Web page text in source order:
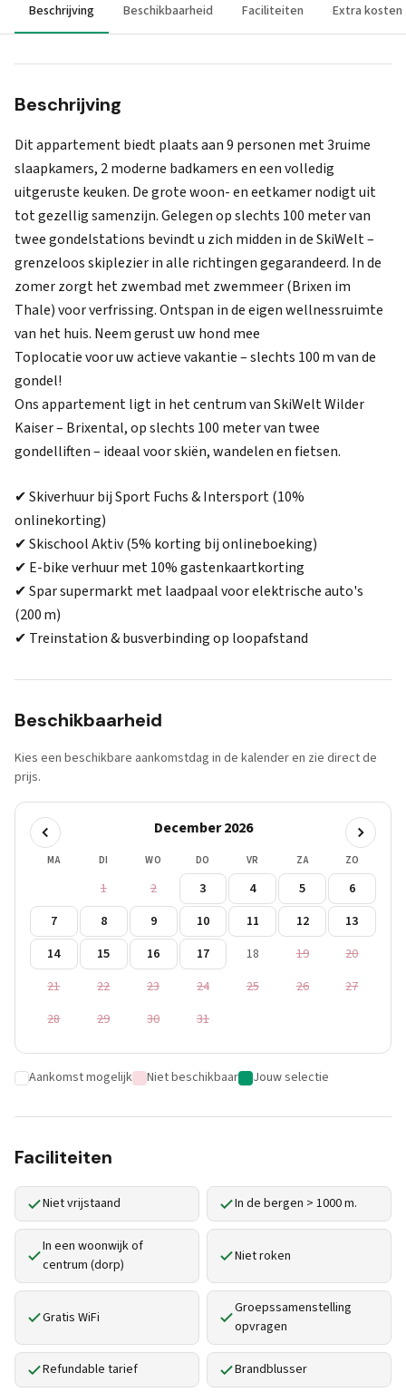
Beschrijving Beschikbaarheid Faciliteiten Extra kosten
Beschrijving
Dit appartement biedt plaats aan 9 personen met 3ruime
slaapkamers, 2 moderne badkamers en een volledig
uitgeruste keuken. De grote woon- en eetkamer nodigt uit
tot gezellig samenzijn. Gelegen op slechts 100 meter van
twee gondelstations bevindt u zich midden in de SkiWelt –
grenzeloos skiplezier in alle richtingen gegarandeerd. In de
zomer zorgt het zwembad met zwemmeer (Brixen im
Thale) voor verfrissing. Ontspan in de eigen wellnessruimte
van het huis. Neem gerust uw hond mee
Toplocatie voor uw actieve vakantie – slechts 100 m van de
gondel!
Ons appartement ligt in het centrum van SkiWelt Wilder
Kaiser – Brixental, op slechts 100 meter van twee
gondelliften – ideaal voor skiën, wandelen en fietsen.
✔ Skiverhuur bij Sport Fuchs & Intersport (10%
onlinekorting)
✔ Skischool Aktiv (5% korting bij onlineboeking)
✔ E-bike verhuur met 10% gastenkaartkorting
✔ Spar supermarkt met laadpaal voor elektrische auto's
(200 m)
✔ Treinstation & busverbinding op loopafstand
Beschikbaarheid
Kies een beschikbare aankomstdag in de kalender en zie direct de
prijs.
December 2026
MA DI WO DO VR ZA ZO
1 2 3 4 5
6
7
8 9 10 11 12
13
14
15 16 17 18 19
20
21
22 23 24 25 26
27
28
29 30 31
Aankomst mogelijk Niet beschikbaar Jouw selectie
Faciliteiten
Niet vrijstaand In de bergen > 1000 m.
In een woonwijk of
centrum (dorp)
Niet roken
Gratis WiFi
Groepssamenstelling
opvragen
Refundable tarief Brandblusser